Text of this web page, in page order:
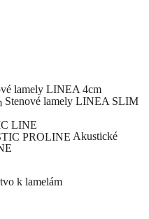
lamely LINEA 4cm
Stenové lamely LINEA SLIM
LINE
Akustické
k lamelám